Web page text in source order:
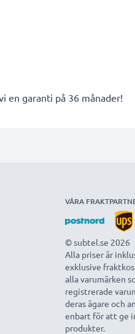
en garanti på 36 månader!
VÅRA
© subtel.se 2026
Alla priser är
exklusive
alla varumärken
registrerade
deras ägare och
enbart för att ge
produkter.